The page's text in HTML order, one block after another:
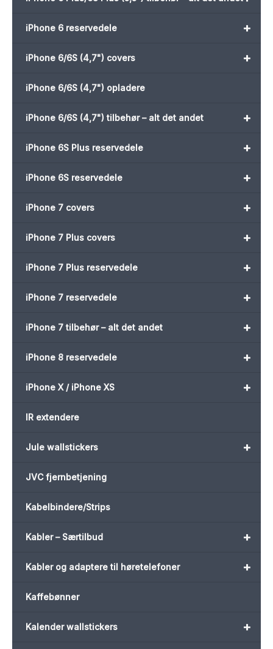
+
iPhone 6 reservedele
+
iPhone 6/6S (4,7") covers
iPhone 6/6S (4,7") opladere
+
iPhone 6/6S (4,7") tilbehør – alt det andet
+
iPhone 6S Plus reservedele
+
iPhone 6S reservedele
+
iPhone 7 covers
+
iPhone 7 Plus covers
+
iPhone 7 Plus reservedele
+
iPhone 7 reservedele
+
iPhone 7 tilbehør – alt det andet
+
iPhone 8 reservedele
+
iPhone X / iPhone XS
IR extendere
+
Jule wallstickers
JVC fjernbetjening
Kabelbindere/Strips
+
Kabler – Særtilbud
+
Kabler og adaptere til høretelefoner
Kaffebønner
+
Kalender wallstickers